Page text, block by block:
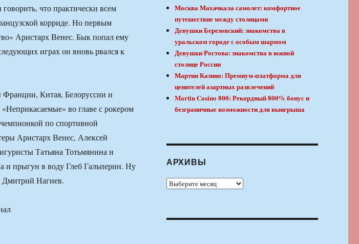
что практически всем
корриде. Но первым
Аристарх Венес. Бык попал ему
играх он вновь рвался к
Франции, Китая, Белоруссии и
во главе с рокером
по спортивной
Аристарх Венес, Алексей
Татьяна Тотьмянина и
и прыгун в воду Глеб Гальперин. Ну
Дмитрий Нагиев.
Москва Махачкала самолет: комфортное
путешествие между столицами
Девушки Березовский: знакомства в
уральском городе с особым шармом
Девушки Ростова: знакомства в южной
столице России
Мартин Казино: Премиум-платформа для
ценителей азартных развлечений
Martin Casino 800: Рекордный 800% бонус и
безграничные возможности для выигрыша
АРХИВЫ
Архивы